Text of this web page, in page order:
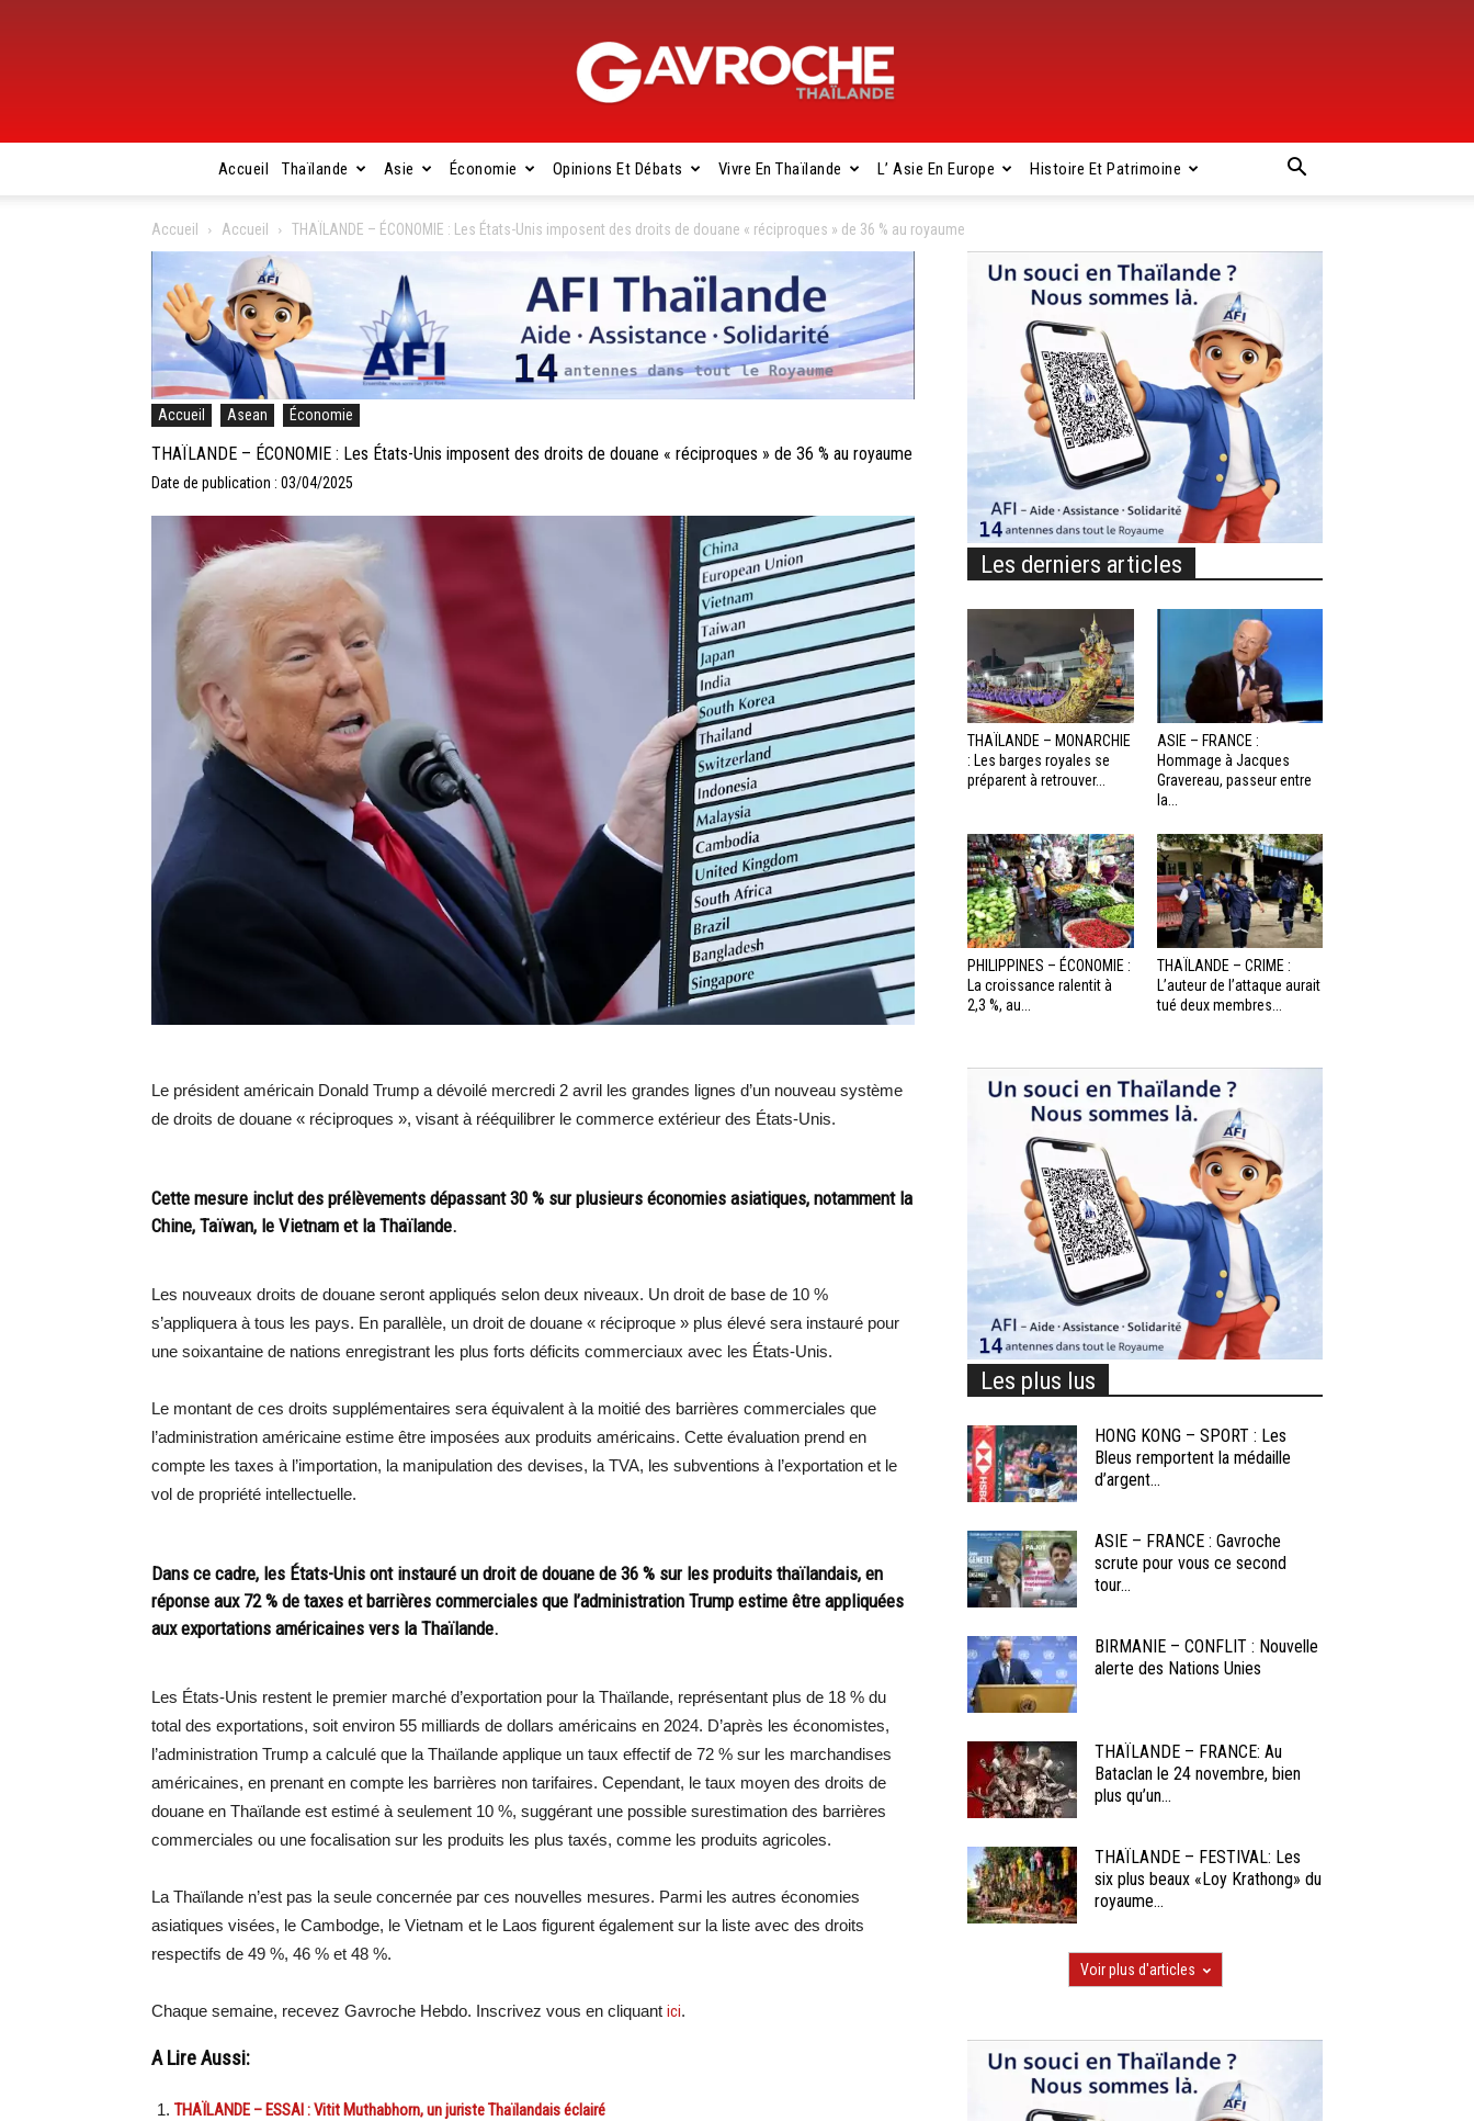
Gavroche
Thaïlande
Accueil Thaïlande Asie Économie Opinions Et Débats Vivre En Thaïlande L’ Asie En Europe Histoire Et Patrimoine
Accueil Accueil THAÏLANDE – ÉCONOMIE : Les États-Unis imposent des droits de douane « réciproques » de 36 % au royaume
Accueil Asean Économie
THAÏLANDE – ÉCONOMIE : Les États-Unis imposent des droits de douane « réciproques » de 36 % au royaume
Date de publication : 03/04/2025
Le président américain Donald Trump a dévoilé mercredi 2 avril les grandes lignes d’un nouveau système
de droits de douane « réciproques », visant à rééquilibrer le commerce extérieur des États-Unis.
Cette mesure inclut des prélèvements dépassant 30 % sur plusieurs économies asiatiques, notamment la
Chine, Taïwan, le Vietnam et la Thaïlande.
Les nouveaux droits de douane seront appliqués selon deux niveaux. Un droit de base de 10 %
s’appliquera à tous les pays. En parallèle, un droit de douane « réciproque » plus élevé sera instauré pour
une soixantaine de nations enregistrant les plus forts déficits commerciaux avec les États-Unis.
Le montant de ces droits supplémentaires sera équivalent à la moitié des barrières commerciales que
l’administration américaine estime être imposées aux produits américains. Cette évaluation prend en
compte les taxes à l’importation, la manipulation des devises, la TVA, les subventions à l’exportation et le
vol de propriété intellectuelle.
Dans ce cadre, les États-Unis ont instauré un droit de douane de 36 % sur les produits thaïlandais, en
réponse aux 72 % de taxes et barrières commerciales que l’administration Trump estime être appliquées
aux exportations américaines vers la Thaïlande.
Les États-Unis restent le premier marché d’exportation pour la Thaïlande, représentant plus de 18 % du
total des exportations, soit environ 55 milliards de dollars américains en 2024. D’après les économistes,
l’administration Trump a calculé que la Thaïlande applique un taux effectif de 72 % sur les marchandises
américaines, en prenant en compte les barrières non tarifaires. Cependant, le taux moyen des droits de
douane en Thaïlande est estimé à seulement 10 %, suggérant une possible surestimation des barrières
commerciales ou une focalisation sur les produits les plus taxés, comme les produits agricoles.
La Thaïlande n’est pas la seule concernée par ces nouvelles mesures. Parmi les autres économies
asiatiques visées, le Cambodge, le Vietnam et le Laos figurent également sur la liste avec des droits
respectifs de 49 %, 46 % et 48 %.
Chaque semaine, recevez Gavroche Hebdo. Inscrivez vous en cliquant ici.
A Lire Aussi:
THAÏLANDE – ESSAI : Vitit Muthabhorn, un juriste Thaïlandais éclairé
Les derniers articles
THAÏLANDE – MONARCHIE
: Les barges royales se
préparent à retrouver...
ASIE – FRANCE :
Hommage à Jacques
Gravereau, passeur entre
la...
PHILIPPINES – ÉCONOMIE :
La croissance ralentit à
2,3 %, au...
THAÏLANDE – CRIME :
L’auteur de l’attaque aurait
tué deux membres...
Les plus lus
HONG KONG – SPORT : Les
Bleus remportent la médaille
d’argent...
ASIE – FRANCE : Gavroche
scrute pour vous ce second
tour...
BIRMANIE – CONFLIT : Nouvelle
alerte des Nations Unies
THAÏLANDE – FRANCE: Au
Bataclan le 24 novembre, bien
plus qu’un...
THAÏLANDE – FESTIVAL: Les
six plus beaux «Loy Krathong» du
royaume...
Voir plus d'articles